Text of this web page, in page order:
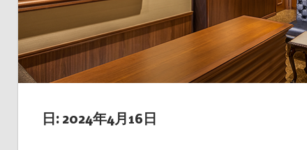
日: 2024年4月16日